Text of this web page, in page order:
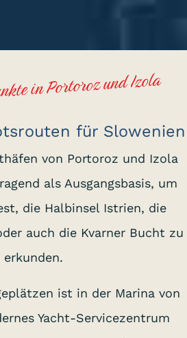
in Portoroz und Izola
für Slowenien
von Portoroz und Izola
als Ausgangsbasis, um
die Halbinsel Istrien, die
auch die Kvarner Bucht zu
erkunden.
ist in der Marina von
Yacht-Servicezentrum